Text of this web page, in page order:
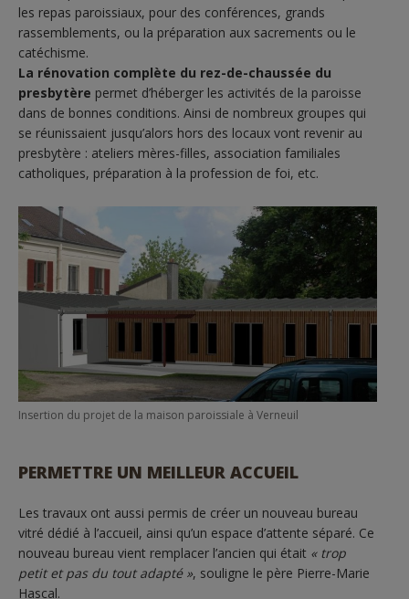
les repas paroissiaux, pour des conférences, grands
rassemblements, ou la préparation aux sacrements ou le
catéchisme.
La rénovation complète du rez-de-chaussée du
presbytère permet d’héberger les activités de la paroisse
dans de bonnes conditions. Ainsi de nombreux groupes qui
se réunissaient jusqu’alors hors des locaux vont revenir au
presbytère : ateliers mères-filles, association familiales
catholiques, préparation à la profession de foi, etc.
Insertion du projet de la maison paroissiale à Verneuil
PERMETTRE UN MEILLEUR ACCUEIL
Les travaux ont aussi permis de créer un nouveau bureau
vitré dédié à l’accueil, ainsi qu’un espace d’attente séparé. Ce
nouveau bureau vient remplacer l’ancien qui était « trop
petit et pas du tout adapté », souligne le père Pierre-Marie
Hascal.